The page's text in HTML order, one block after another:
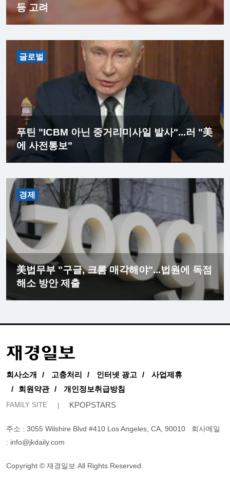
등 고려
글로벌
푸틴 "ICBM 아닌 중거리미사일 발사"...러 "美
에 사전통보"
경제
美법무부 "구글, 크롬 매각해야"...법원에 독점
해소 방안 제출
회사소개 고충처리 인터넷 광고
사업제휴
회원약관
개인정보취급방침
FAMILY SITE KPOPSTARS
주소 : 3055 Wilshire Blvd #410 Los Angeles, CA, 90010 회사메일
: info@jkdaily.com
Copyright © 재경일보 All Rights Reserved.